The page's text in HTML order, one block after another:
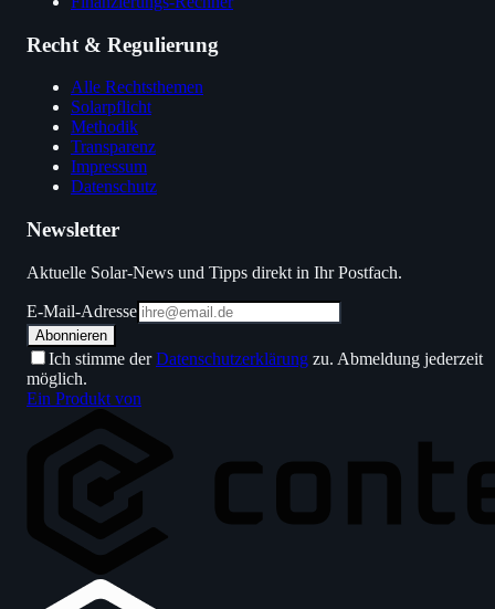
Recht & Regulierung
Alle Rechtsthemen
Solarpflicht
Methodik
Transparenz
Impressum
Datenschutz
Newsletter
Aktuelle Solar-News und Tipps direkt in Ihr Postfach.
E-Mail-Adresse
Abonnieren
Ich stimme derDatenschutzerklärung zu. Abmeldung jederzeit
möglich.
Ein Produkt von